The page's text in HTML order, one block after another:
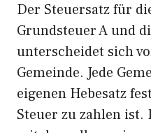
Der Steuersatz für
Grundsteuer A und
unterscheidet sich
Gemeinde. Jede
eigenen Hebesatz
Steuer zu zahlen ist.